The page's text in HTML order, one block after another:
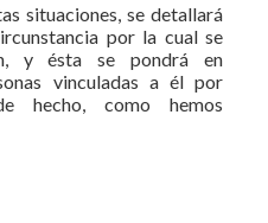
situaciones, se detallará
por la cual se
y ésta se pondrá en
vinculadas a él por
hecho, como hemos